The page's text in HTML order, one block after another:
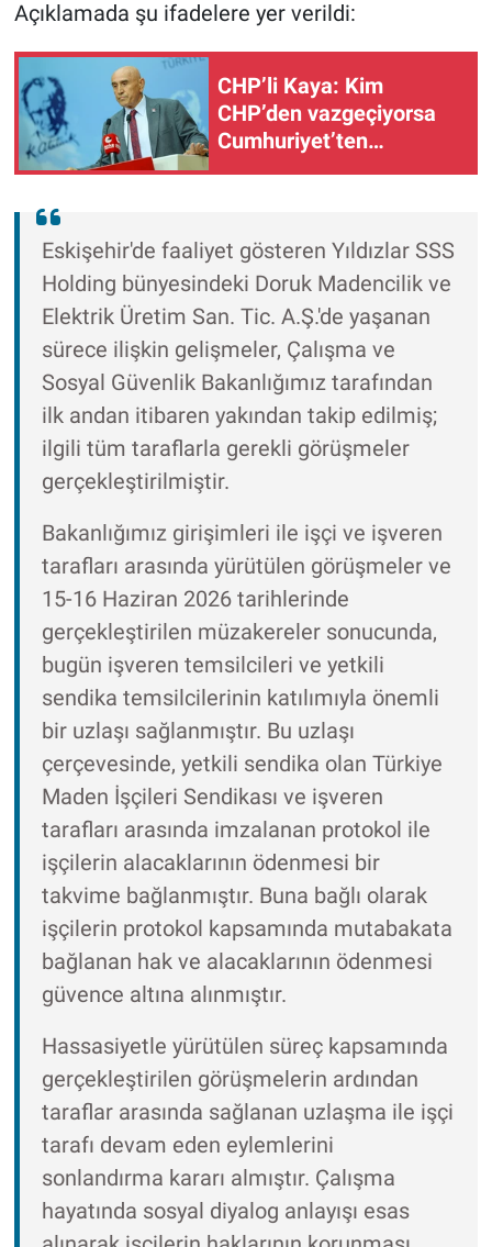
Açıklamada şu ifadelere yer verildi:
CHP’li Kaya: Kim
CHP’den vazgeçiyorsa
Cumhuriyet’ten
vazgeçmiştir!
Eskişehir'de faaliyet gösteren Yıldızlar SSS
Holding bünyesindeki Doruk Madencilik ve
Elektrik Üretim San. Tic. A.Ş.'de yaşanan
sürece ilişkin gelişmeler, Çalışma ve
Sosyal Güvenlik Bakanlığımız tarafından
ilk andan itibaren yakından takip edilmiş;
ilgili tüm taraflarla gerekli görüşmeler
gerçekleştirilmiştir.
Bakanlığımız girişimleri ile işçi ve işveren
tarafları arasında yürütülen görüşmeler ve
15-16 Haziran 2026 tarihlerinde
gerçekleştirilen müzakereler sonucunda,
bugün işveren temsilcileri ve yetkili
sendika temsilcilerinin katılımıyla önemli
bir uzlaşı sağlanmıştır. Bu uzlaşı
çerçevesinde, yetkili sendika olan Türkiye
Maden İşçileri Sendikası ve işveren
tarafları arasında imzalanan protokol ile
işçilerin alacaklarının ödenmesi bir
takvime bağlanmıştır. Buna bağlı olarak
işçilerin protokol kapsamında mutabakata
bağlanan hak ve alacaklarının ödenmesi
güvence altına alınmıştır.
Hassasiyetle yürütülen süreç kapsamında
gerçekleştirilen görüşmelerin ardından
taraflar arasında sağlanan uzlaşma ile işçi
tarafı devam eden eylemlerini
sonlandırma kararı almıştır. Çalışma
hayatında sosyal diyalog anlayışı esas